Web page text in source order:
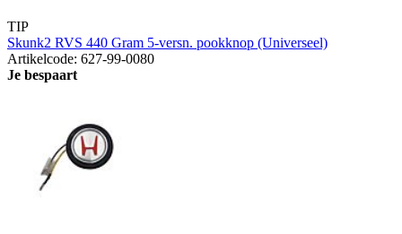
TIP
Skunk2 RVS 440 Gram 5-versn. pookknop (Universeel)
Artikelcode: 627-99-0080
Je bespaart